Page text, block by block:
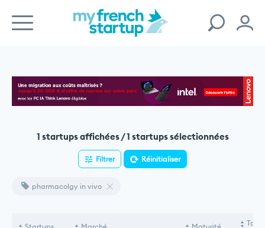
1 startups affichées / 1 startups sélectionnées
Filtrer Réinitialiser
pharmacolgy in vivo